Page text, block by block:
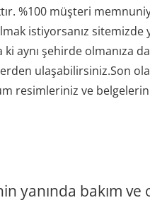
%100 müşteri
istiyorsanız sitemizde
aynı şehirde olmanıza
ulaşabilirsiniz.Son
resimleriniz ve
yanında bakım ve